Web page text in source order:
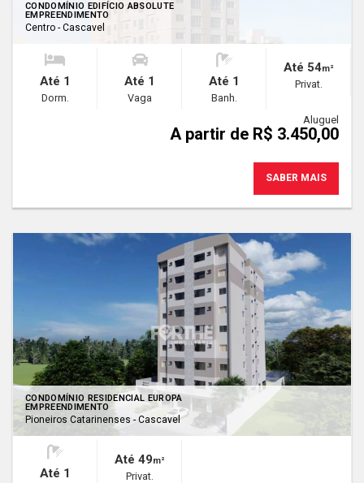
CONDOMÍNIO EDIFÍCIO ABSOLUTE
EMPREENDIMENTO
Centro - Cascavel
Até 1
Dorm.
Até 1
Vaga
Até 1
Banh.
Até 54m²
Privat.
Aluguel
A partir de R$ 3.450,00
SABER MAIS
CONDOMÍNIO RESIDENCIAL EUROPA
EMPREENDIMENTO
Pioneiros Catarinenses - Cascavel
Até 1
Até 49m²
Privat.